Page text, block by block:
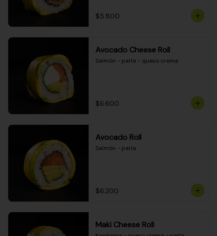
$5.800
Avocado Cheese Roll
Salmón - palta - queso crema
$6.600
Avocado Roll
Salmón - palta
$6.200
Maki Cheese Roll